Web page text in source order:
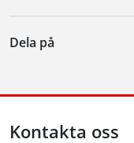
Dela på
Kontakta oss